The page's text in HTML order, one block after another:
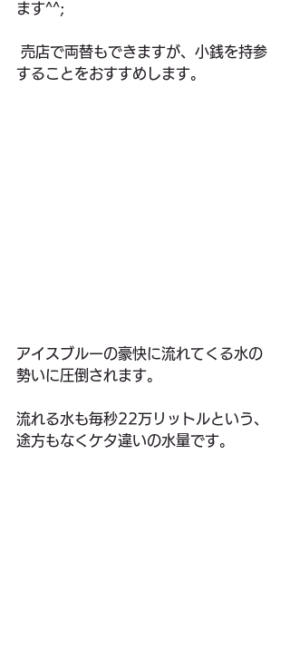
ます^^;
することをおすすめします。
アイスブルーの豪快に流れてくる水の
勢いに圧倒されます。
流れる水も毎秒22万リットルという、
途方もなくケタ違いの水量です。